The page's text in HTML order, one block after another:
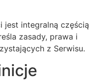
jest integralną częścią
zasady, prawa i
z Serwisu.